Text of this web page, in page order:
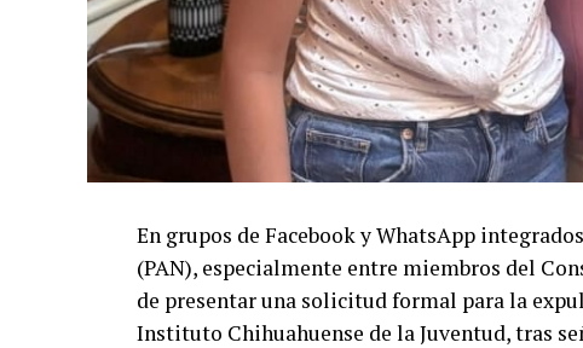
En grupos de Facebook y WhatsApp
(PAN), especialmente entre miembros del
de presentar una solicitud formal para la
Instituto Chihuahuense de la Juventud, tras